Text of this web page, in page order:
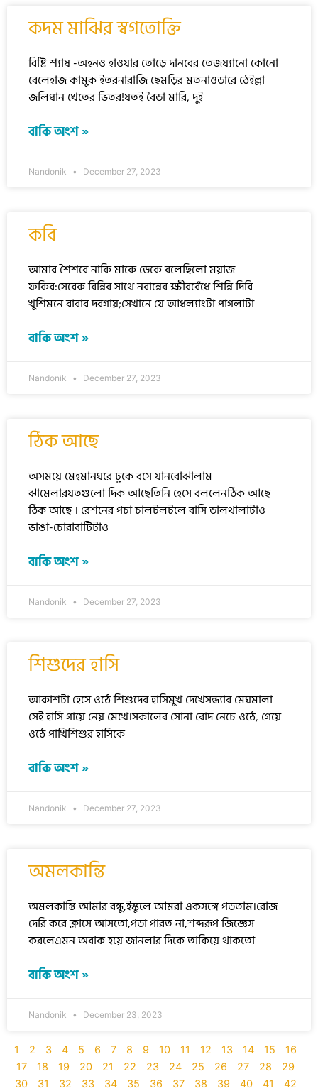
কদম মাঝির স্বগতোক্তি
বিষ্টি শ্যাষ -অহনও হাওয়ার তোড়ে দানবের তেজয্যানো কোনো
বেলেহাজ কামুক ইতরনারাজি ছেমড়ির মতনাওডারে ঠেইল্লা
জলিধান খেতের ভিতর!যতই বৈডা মারি, দুই
বাকি অংশ »
Nandonik December 27, 2023
কবি
আমার শৈশবে নাকি মাকে ডেকে বলেছিলো ময়াজ
ফকির:সেরেক বিন্নির সাথে নবান্নের ক্ষীররেঁধে শিন্নি দিবি
খুশিমনে বাবার দরগায়;সেখানে যে আধল্যাংটা পাগলাটা
বাকি অংশ »
Nandonik December 27, 2023
ঠিক আছে
অসময়ে মেহমানঘরে ঢুকে বসে যানবোঝালাম
ঝামেলারযতগুলো দিক আছেতিনি হেসে বললেনঠিক আছে
ঠিক আছে । রেশনের পচা চালটলটলে বাসি ডালথালাটাও
ভাঙা-চোরাবাটিটাও
বাকি অংশ »
Nandonik December 27, 2023
শিশুদের হাসি
আকাশটা হেসে ওঠে শিশুদের হাসিমুখ দেখেসন্ধ্যার মেঘমালা
সেই হাসি গায়ে নেয় মেখে।সকালের সোনা রোদ নেচে ওঠে, গেয়ে
ওঠে পাখিশিশুর হাসিকে
বাকি অংশ »
Nandonik December 27, 2023
অমলকান্তি
অমলকান্তি আমার বন্ধু,ইস্কুলে আমরা একসঙ্গে পড়তাম।রোজ
দেরি করে ক্লাসে আসতো,পড়া পারত না,শব্দরূপ জিজ্ঞেস
করলেএমন অবাক হয়ে জানলার দিকে তাকিয়ে থাকতো
বাকি অংশ »
Nandonik December 23, 2023
1 2 3 4 5 6 7 8 9 10 11 12 13 14 15
16
17
18 19 20 21 22 23 24 25 26 27 28
29
30
31 32 33 34 35 36 37 38 39 40 41
42